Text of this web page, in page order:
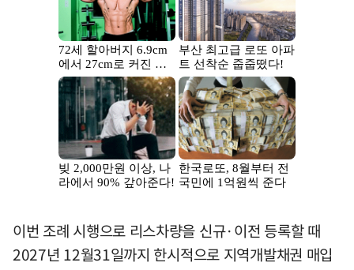
이번 조례 시행으로 리스차량을 신규·이전 등록할 때
2027년 12월31일까지 한시적으로 지역개발채권 매입